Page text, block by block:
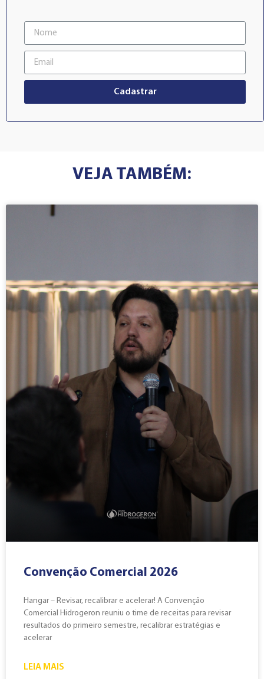
Cadastrar
VEJA TAMBÉM:
Convenção Comercial 2026
Hangar – Revisar, recalibrar e acelerar! A Convenção
Comercial Hidrogeron reuniu o time de receitas para revisar
resultados do primeiro semestre, recalibrar estratégias e
acelerar
LEIA MAIS